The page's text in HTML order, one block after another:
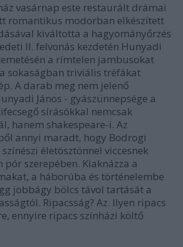
vasárnap este restaurált drámai
romantikus modorban elkészített
kiváltotta a hagyományőrzés
II. felvonás kezdetén Hunyadi
a rímtelen jambusokat
sokaságban triviális tréfákat
A darab meg nem jelenő
János - gyászünnepsége a
sírásókkal nemcsak
hanem shakespeare-i. Az
annyi maradt, hogy Bodrogi
életösztönnel viccesnek
szerepében. Kiaknázza a
a háborúba és történelembe
jobbágy bölcs távol tartását a
Ripacsság? Az. Ilyen ripacs
ennyire ripacs színházi költő